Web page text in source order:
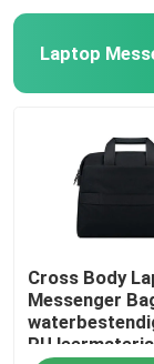
Laptop
Cross Body
Messenger
PU